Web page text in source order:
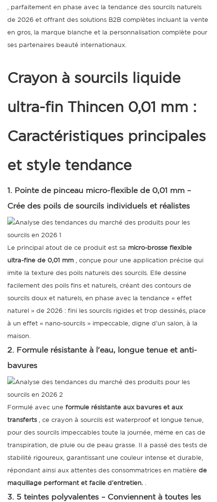
, parfaitement en phase avec la tendance des sourcils naturels
de 2026 et offrant des solutions B2B complètes incluant la vente
en gros, la marque blanche et la personnalisation complète pour
ses partenaires beauté internationaux.
Crayon à sourcils liquide
ultra-fin Thincen 0,01 mm :
Caractéristiques principales
et style tendance
1. Pointe de pinceau micro-flexible de 0,01 mm –
Crée des poils de sourcils individuels et réalistes
Le principal atout de ce produit est sa micro-brosse flexible
ultra-fine de 0,01 mm , conçue pour une application précise qui
imite la texture des poils naturels des sourcils. Elle dessine
facilement des poils fins et naturels, créant des contours de
sourcils doux et naturels, en phase avec la tendance « effet
naturel » de 2026 : fini les sourcils rigides et trop dessinés, place
à un effet « nano-sourcils » impeccable, digne d’un salon, à la
maison.
2. Formule résistante à l'eau, longue tenue et anti-
bavures
Formulé avec une formule résistante aux bavures et aux
transferts, ce crayon à sourcils est waterproof et longue tenue,
pour des sourcils impeccables toute la journée, même en cas de
transpiration, de pluie ou de peau grasse. Il a passé des tests de
stabilité rigoureux, garantissant une couleur intense et durable,
répondant ainsi aux attentes des consommatrices en matière de
maquillage performant et facile d'entretien. .
3. 5 teintes polyvalentes – Conviennent à toutes les